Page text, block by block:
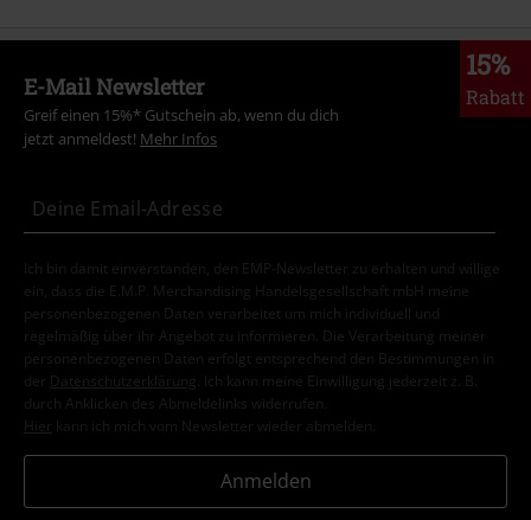
15%
Rabatt
E-Mail Newsletter
Greif einen 15%* Gutschein ab, wenn du dich
jetzt anmeldest! Mehr Infos
Ich bin damit einverstanden, den EMP-Newsletter zu erhalten und willige
ein, dass die E.M.P. Merchandising Handelsgesellschaft mbH meine
personenbezogenen Daten verarbeitet um mich individuell und
regelmäßig über ihr Angebot zu informieren. Die Verarbeitung meiner
personenbezogenen Daten erfolgt entsprechend den Bestimmungen in
der
Datenschutzerklärung
. Ich kann meine Einwilligung jederzeit z. B.
durch Anklicken des Abmeldelinks widerrufen.
Hier kann ich mich vom Newsletter wieder abmelden.
Anmelden